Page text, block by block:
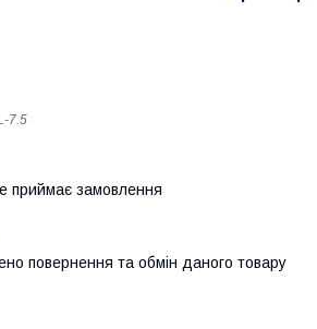
7.5
приймає замовлення
повернення та обмін даного товару